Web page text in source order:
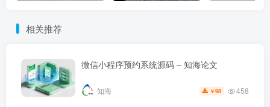
相关推荐
微信小程序预约系统源码 – 知海论文
知海 ￥98 458